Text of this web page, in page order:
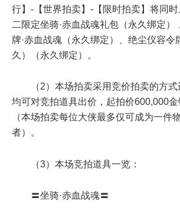
行】-【世界拍卖】-【限时拍卖】将同
二限定坐骑·赤血战魂礼包（永久绑定）
牌·赤血战魂（永久绑定）、绝尘仪容令
久）（永久绑定）。
（2）本场拍卖采用竞价拍卖的方
均可对竞拍道具出价，起拍价600,000
（本场拍卖每位大侠最多仅可成为一件
者）。
（3）本场竞拍道具一览：
〓坐骑·赤血战魂〓